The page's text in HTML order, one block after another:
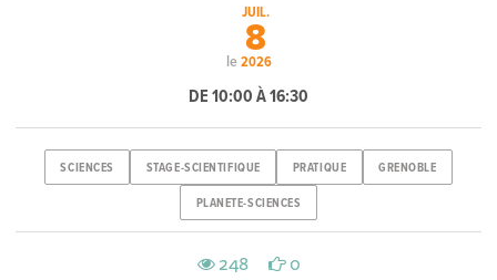
le
JUIL.
8
2026
DE 10:00 À 16:30
SCIENCES STAGE-SCIENTIFIQUE PRATIQUE GRENOBLE
PLANETE-SCIENCES
248 0